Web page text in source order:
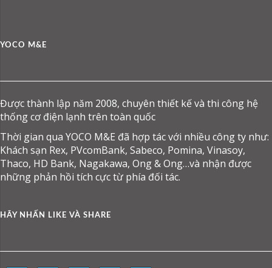
YOCO M&E
Được thành lập năm 2008, chuyên thiết kế và thi công hệ
thống cơ điện lạnh trên toàn quốc
Thời gian qua YOCO M&E đã hợp tác với nhiều công ty như:
Khách sạn Rex, PVcomBank, Sabeco, Pomina, Vinasoy,
Thaco, HD Bank, Nagakawa, Ong & Ong…và nhận được
những phản hồi tích cực từ phía đối tác.
HÃY NHẤN LIKE VÀ SHARE